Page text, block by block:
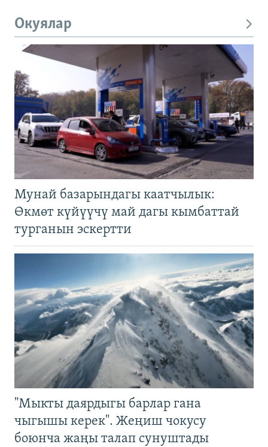
Окуялар
Мунай базарындагы каатчылык:
Өкмөт күйүүчү май дагы кымбаттай
турганын эскертти
"Мыкты даярдыгы барлар гана
чыгышы керек". Жеңиш чокусу
боюнча жаңы талап сунуштады